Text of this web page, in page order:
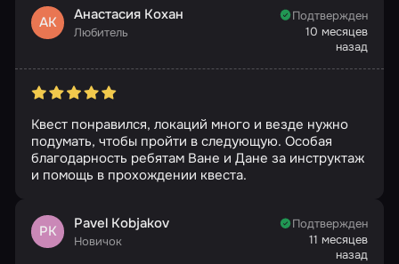
АК Анастасия Кохан
Любитель
Подтвержден
10 месяцев
назад
Квест понравился, локаций много и везде нужно
подумать, чтобы пройти в следующую. Особая
благодарность ребятам Ване и Дане за инструктаж
и помощь в прохождении квеста.
PK Pavel Kobjakov
Новичок
Подтвержден
11 месяцев
назад